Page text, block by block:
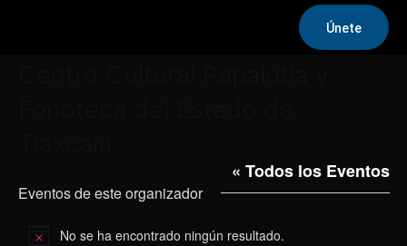
Únete
« Todos los Eventos
Eventos de este organizador
Aviso No se ha encontrado ningún resultado.